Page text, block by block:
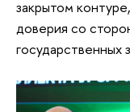
закрытом
доверия со
государственных